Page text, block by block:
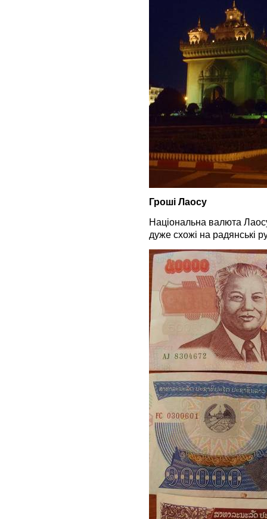
Гроші Лаосу
Національна валюта
дуже схожі на радянські